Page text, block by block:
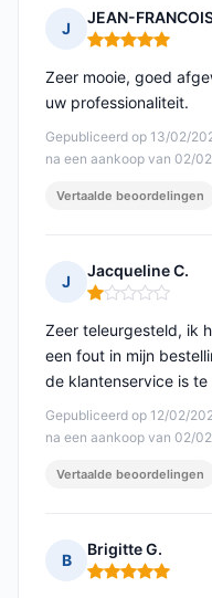
J
JEAN-
Opmerking: 5
Gepubliceerd op 13/02/
na een aankoop van 02/
Zeer mooie, goed
uw professionaliteit.
Vertaalde beoordelingen
J
Jacqueline C.
Opmerking: 1
Gepubliceerd op 12/02/
na een aankoop van 02/
Zeer teleurgesteld, ik
een fout in mijn
de klantenservice is te
Vertaalde beoordelingen
B
Brigitte G.
Opmerking: 5